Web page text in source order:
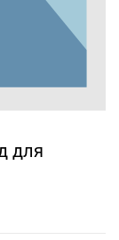
для